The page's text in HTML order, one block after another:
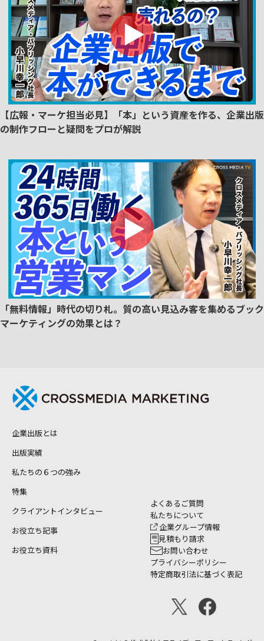
【広報・マーケ担当必見】「本」という資産を作る、企業出版
の制作フローと疑問をプロが解説
「無料情報」時代の切り札。質の高い見込み客を集めるブック
マーケティングの効果とは？
企業出版とは
出版実績
私たちの６つの強み
特集
クライアントインタビュー
お役立ち記事
お役立ち資料
よくあるご質問
私たちについて
企業グループ情報
見積もり請求
お問い合わせ
プライバシーポリシー
特定商取引法に基づく表記